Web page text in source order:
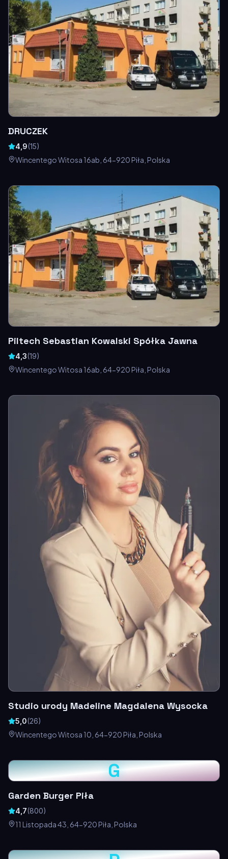
DRUCZEK
4,9(15)
Wincentego Witosa 16ab, 64-920 Piła, Polska
Piltech Sebastian Kowalski Spółka Jawna
4,3(19)
Wincentego Witosa 16ab, 64-920 Piła, Polska
Studio urody Madeline Magdalena Wysocka
5,0(26)
Wincentego Witosa 10, 64-920 Piła, Polska
G
Garden Burger Piła
4,7(800)
11 Listopada 43, 64-920 Piła, Polska